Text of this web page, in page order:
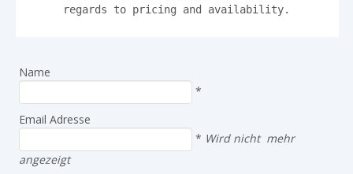
regards to pricing and availability.
Name
*
Email Adresse
* Wird nicht mehr
angezeigt